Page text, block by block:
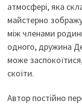
атмосфері, яка
майстерно
між членами
одного, дружина
може
скоїти.
Автор постійно